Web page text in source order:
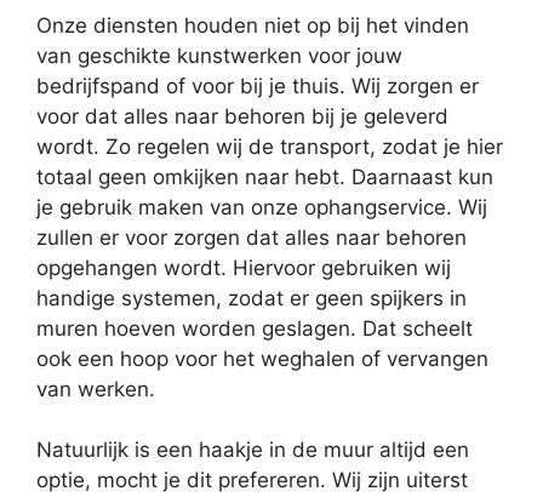
Onze diensten houden niet op bij het vinden
van geschikte kunstwerken voor jouw
bedrijfspand of voor bij je thuis. Wij zorgen er
voor dat alles naar behoren bij je geleverd
wordt. Zo regelen wij de transport, zodat je hier
totaal geen omkijken naar hebt. Daarnaast kun
je gebruik maken van onze ophangservice. Wij
zullen er voor zorgen dat alles naar behoren
opgehangen wordt. Hiervoor gebruiken wij
handige systemen, zodat er geen spijkers in
muren hoeven worden geslagen. Dat scheelt
ook een hoop voor het weghalen of vervangen
van werken.
Natuurlijk is een haakje in de muur altijd een
optie, mocht je dit prefereren. Wij zijn uiterst